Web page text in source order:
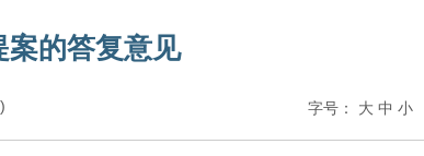
案的答复意见
字号： 大 中 小